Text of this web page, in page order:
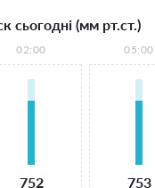
сьогодні (мм рт.ст.)
02:00
752
05:00
753